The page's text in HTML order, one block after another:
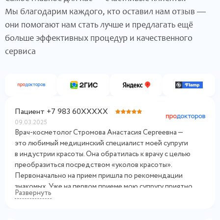
Мы благодарим каждого, кто оставил нам отзыв —
они помогают нам стать лучше и предлагать ещё
больше эффективных процедур и качественного
сервиса
Пациент +7 983 60XXXXX
09.03.2025
Врач-косметолог Стромова Анастасия Сергеевна —
это любимый медицинский специалист моей супруги
в индустрии красоты. Она обратилась к врачу с целью
преобразиться посредством «уколов​ красоты».
Первоначально на прием пришла по рекомендации
знакомых. Уже на первом приеме мою супругу приятно
поразил тот факт, что Анастасия Сергеевна никогда
Развернуть